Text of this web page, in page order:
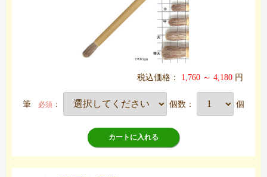
税込価格： 1,760 ～ 4,180 円
筆 必須 ： 個数： 個
カートに入れる